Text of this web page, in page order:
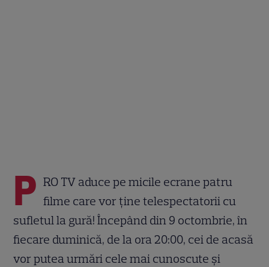
P RO TV aduce pe micile ecrane patru
filme care vor ține telespectatorii cu
sufletul la gură! Începând din 9 octombrie, în
fiecare duminică, de la ora 20:00, cei de acasă
vor putea urmări cele mai cunoscute și